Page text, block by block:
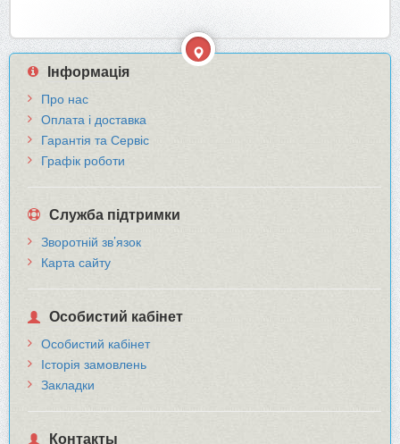
Інформація
Про нас
Оплата і доставка
Гарантія та Сервіс
Графік роботи
Служба підтримки
Зворотній зв’язок
Карта сайту
Особистий кабінет
Особистий кабінет
Історія замовлень
Закладки
Контакты